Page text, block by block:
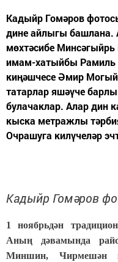
Кадыйр Гомәров
дине айлыгы
мөхтәсибе
имам-хатыйбы Рамиль
киңәшчесе Әмир
татарлар яшәүче
булачаклар. Алар дин
кыска метражлы
Очрашуга килүчеләр
Кадыйр Гомәров
1 ноябрьдән
Аның дәвамында
Миншин, Чирмешән